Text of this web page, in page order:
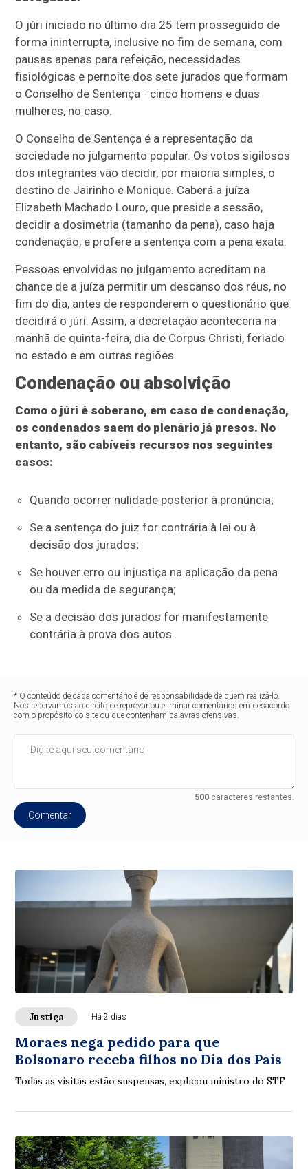
O júri iniciado no último dia 25 tem prosseguido de
forma ininterrupta, inclusive no fim de semana, com
pausas apenas para refeição, necessidades
fisiológicas e pernoite dos sete jurados que formam
o Conselho de Sentença - cinco homens e duas
mulheres, no caso.
O Conselho de Sentença é a representação da
sociedade no julgamento popular. Os votos sigilosos
dos integrantes vão decidir, por maioria simples, o
destino de Jairinho e Monique. Caberá a juíza
Elizabeth Machado Louro, que preside a sessão,
decidir a dosimetria (tamanho da pena), caso haja
condenação, e profere a sentença com a pena exata.
Pessoas envolvidas no julgamento acreditam na
chance de a juíza permitir um descanso dos réus, no
fim do dia, antes de responderem o questionário que
decidirá o júri. Assim, a decretação aconteceria na
manhã de quinta-feira, dia de Corpus Christi, feriado
no estado e em outras regiões.
Condenação ou absolvição
Como o júri é soberano, em caso de condenação,
os condenados saem do plenário já presos. No
entanto, são cabíveis recursos nos seguintes
casos:
Quando ocorrer nulidade posterior à pronúncia;
Se a sentença do juiz for contrária à lei ou à
decisão dos jurados;
Se houver erro ou injustiça na aplicação da pena
ou da medida de segurança;
Se a decisão dos jurados for manifestamente
contrária à prova dos autos.
* O conteúdo de cada comentário é de responsabilidade de quem realizá-lo.
Nos reservamos ao direito de reprovar ou eliminar comentários em desacordo
com o propósito do site ou que contenham palavras ofensivas.
500caracteres restantes.
Comentar
Justiça Há 2 dias
Moraes nega pedido para que
Bolsonaro receba filhos no Dia dos Pais
Todas as visitas estão suspensas, explicou ministro do STF